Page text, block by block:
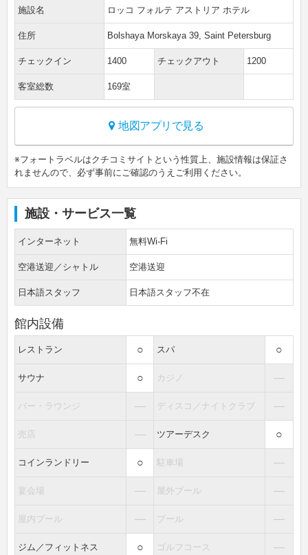
施設名 ロッコ フォルテ アストリア ホテル
住所 Bolshaya Morskaya 39, Saint Petersburg
チェックイン 1400 チェックアウト 1200
客室総数 169室
地図アプリで見る
※フォートラベルはクチコミサイトという性質上、施設情報は保証さ
れませんので、必ず事前にご確認のうえご利用ください。
施設・サービス一覧
インターネット 無料Wi-Fi
空港送迎／シャトル 空港送迎
日本語スタッフ 日本語スタッフ不在
館内設備
レストラン ○ スパ ○
サウナ ○ カジノ ―
バー・ラウンジ ― ディスコ／ナイトクラブ ―
売店 ― ツアーデスク ○
コインランドリー ○ 駐車場 ―
宴会場 ― 屋外プール ―
屋内プール ― プール ―
ジム／フィットネス ○ ゴルフコース ―